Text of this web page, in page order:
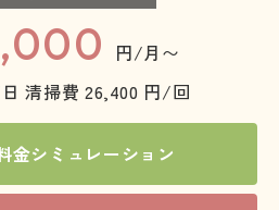
円/月〜
日清掃費 26,400 円/回
金シミュレーション